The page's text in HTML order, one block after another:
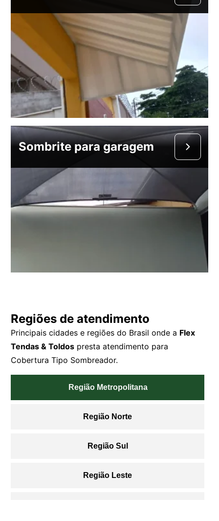
Sombrite para garagem
Regiões de atendimento
Principais cidades e regiões do Brasil onde a Flex
Tendas & Toldos presta atendimento para
Cobertura Tipo Sombreador.
Região Metropolitana
Região Norte
Região Sul
Região Leste